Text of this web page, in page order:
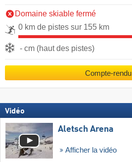
Domaine skiable fermé
0 km de pistes sur 155 km
- cm (haut des pistes)
Compte-rendu
Vidéo
Aletsch Arena
Afficher la vidéo